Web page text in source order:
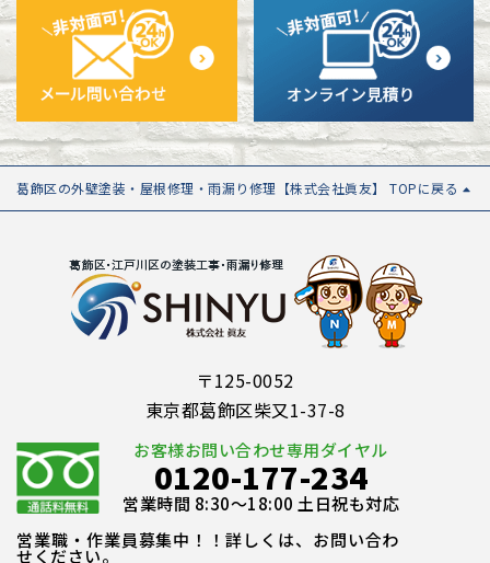
葛飾区の外壁塗装・屋根修理・雨漏り修理【株式会社眞友】 TOPに戻る
〒125-0052
東京都葛飾区柴又1-37-8
お客様お問い合わせ専用ダイヤル
0120-177-234
営業時間 8:30～18:00 土日祝も対応
営業職・作業員募集中！！詳しくは、お問い合わ
せください。